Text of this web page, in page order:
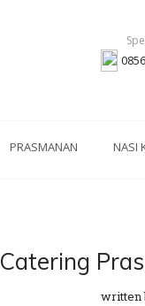
PRASMANAN NASI
Catering
written